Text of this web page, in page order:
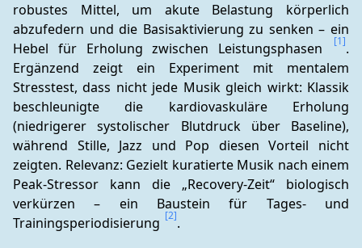
robustes Mittel, um akute Belastung körperlich
abzufedern und die Basisaktivierung zu senken – ein
Hebel für Erholung zwischen Leistungsphasen
[1].
Ergänzend zeigt ein Experiment mit mentalem
Stresstest, dass nicht jede Musik gleich wirkt: Klassik
beschleunigte die kardiovaskuläre Erholung
(niedrigerer systolischer Blutdruck über Baseline),
während Stille, Jazz und Pop diesen Vorteil nicht
zeigten. Relevanz: Gezielt kuratierte Musik nach einem
Peak-Stressor kann die „Recovery-Zeit“ biologisch
verkürzen – ein Baustein für Tages- und
Trainingsperiodisierung [2].